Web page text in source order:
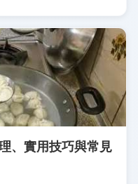
、實用技巧與常見